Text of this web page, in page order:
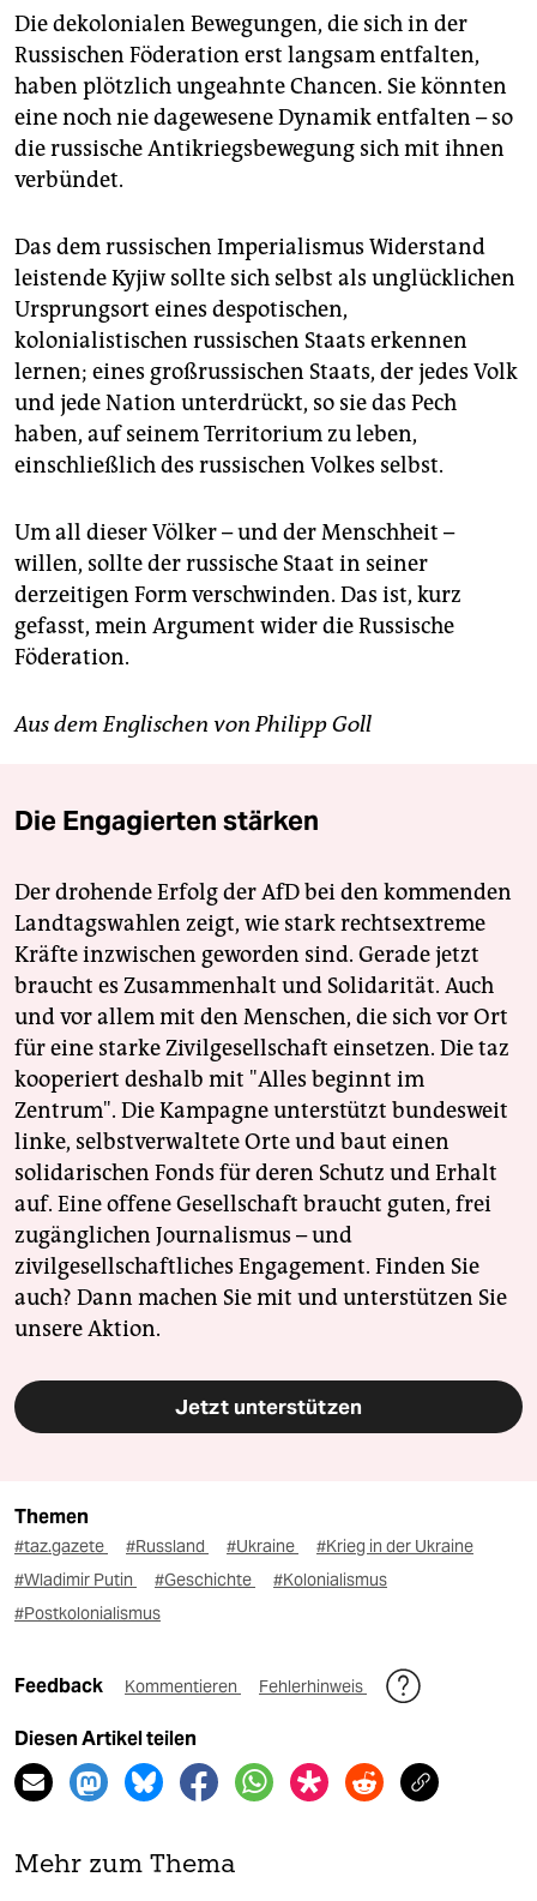
Die dekolonialen Bewegungen, die sich in der
Russischen Föderation erst langsam entfalten,
haben plötzlich ungeahnte Chancen. Sie könnten
eine noch nie dagewesene Dynamik entfalten – so
die russische Antikriegsbewegung sich mit ihnen
verbündet.
Das dem russischen Imperialismus Widerstand
leistende Kyjiw sollte sich selbst als unglücklichen
Ursprungsort eines despotischen,
kolonialistischen russischen Staats erkennen
lernen; eines großrussischen Staats, der jedes Volk
und jede Nation unterdrückt, so sie das Pech
haben, auf seinem Territorium zu leben,
einschließlich des russischen Volkes selbst.
Um all dieser Völker – und der Menschheit –
willen, sollte der russische Staat in seiner
derzeitigen Form verschwinden. Das ist, kurz
gefasst, mein Argument wider die Russische
Föderation.
Aus dem Englischen von Philipp Goll
Die Engagierten stärken
Der drohende Erfolg der AfD bei den kommenden
Landtagswahlen zeigt, wie stark rechtsextreme
Kräfte inzwischen geworden sind. Gerade jetzt
braucht es Zusammenhalt und Solidarität. Auch
und vor allem mit den Menschen, die sich vor Ort
für eine starke Zivilgesellschaft einsetzen. Die taz
kooperiert deshalb mit "Alles beginnt im
Zentrum". Die Kampagne unterstützt bundesweit
linke, selbstverwaltete Orte und baut einen
solidarischen Fonds für deren Schutz und Erhalt
auf. Eine offene Gesellschaft braucht guten, frei
zugänglichen Journalismus – und
zivilgesellschaftliches Engagement. Finden Sie
auch? Dann machen Sie mit und unterstützen Sie
unsere Aktion.
Jetzt unterstützen
Themen
#taz.gazete #Russland #Ukraine
#Krieg in der Ukraine
#Wladimir Putin
#Geschichte
#Kolonialismus
#Postkolonialismus
Feedback Kommentieren Fehlerhinweis
Diesen Artikel teilen
Mehr zum Thema